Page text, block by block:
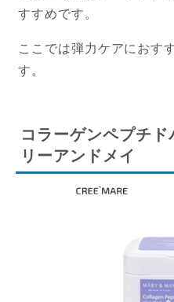
すすめです。
ここでは弾力ケアにおす
す。
コラーゲンペプチ
リーアンドメイ